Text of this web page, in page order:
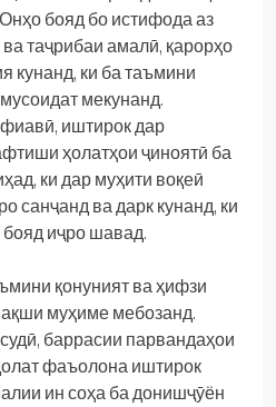
бояд бо истифода аз
таҷрибаи амалӣ, қарорҳо
кунанд, ки ба таъмини
мекунанд.
иштирок дар
ҳолатҳои ҷиноятӣ ба
ки дар муҳити воқеӣ
санҷанд ва дарк кунанд, ки
иҷро шавад.
қонуният ва ҳифзи
муҳиме мебозанд.
баррасии парвандаҳои
фаъолона иштирок
ин соҳа ба донишҷӯён